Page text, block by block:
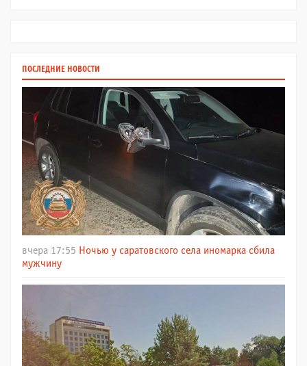
ПОСЛЕДНИЕ НОВОСТИ
вчера 17:55 Ночью у саратовского села иномарка сбила
мужчину